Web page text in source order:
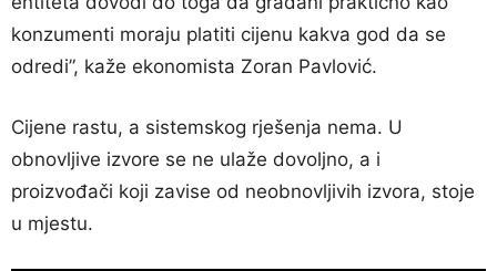
konzumenti moraju platiti cijenu kakva god da se
odredi”, kaže ekonomista Zoran Pavlović.
Cijene rastu, a sistemskog rješenja nema. U
obnovljive izvore se ne ulaže dovoljno, a i
proizvođači koji zavise od neobnovljivih izvora, stoje
u mjestu.